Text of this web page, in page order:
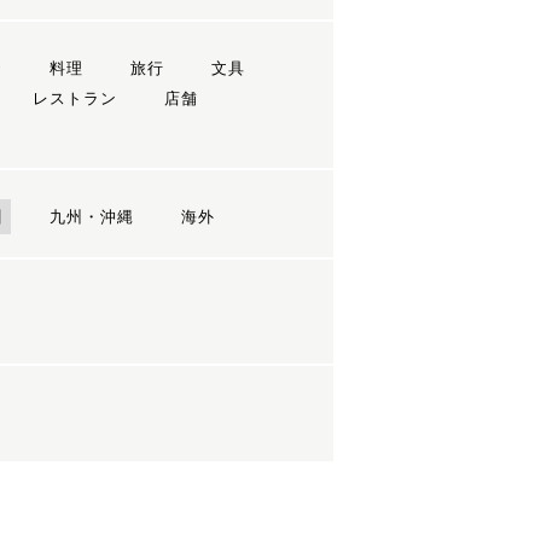
料理 旅行
文具
レストラン
店舗
九州・沖縄 海外